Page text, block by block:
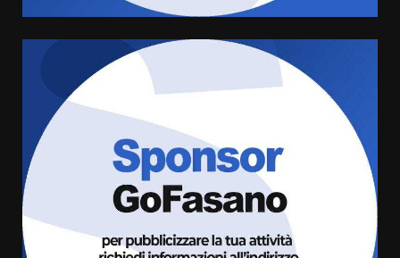
assoluta de “L’Albergo
Belvedere. Il rapimento”
6 Agosto 2026 06:15
Serie D, l’Us Fasano è escluso
dal campionato
5 Agosto 2026 17:30